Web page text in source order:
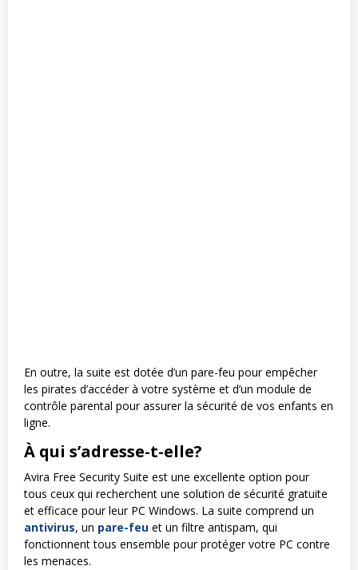
En outre, la suite est dotée d’un pare-feu pour empêcher
les pirates d’accéder à votre système et d’un module de
contrôle parental pour assurer la sécurité de vos enfants en
ligne.
À qui s’adresse-t-elle?
Avira Free Security Suite est une excellente option pour
tous ceux qui recherchent une solution de sécurité gratuite
et efficace pour leur PC Windows. La suite comprend un
antivirus, un pare-feu et un filtre antispam, qui
fonctionnent tous ensemble pour protéger votre PC contre
les menaces.